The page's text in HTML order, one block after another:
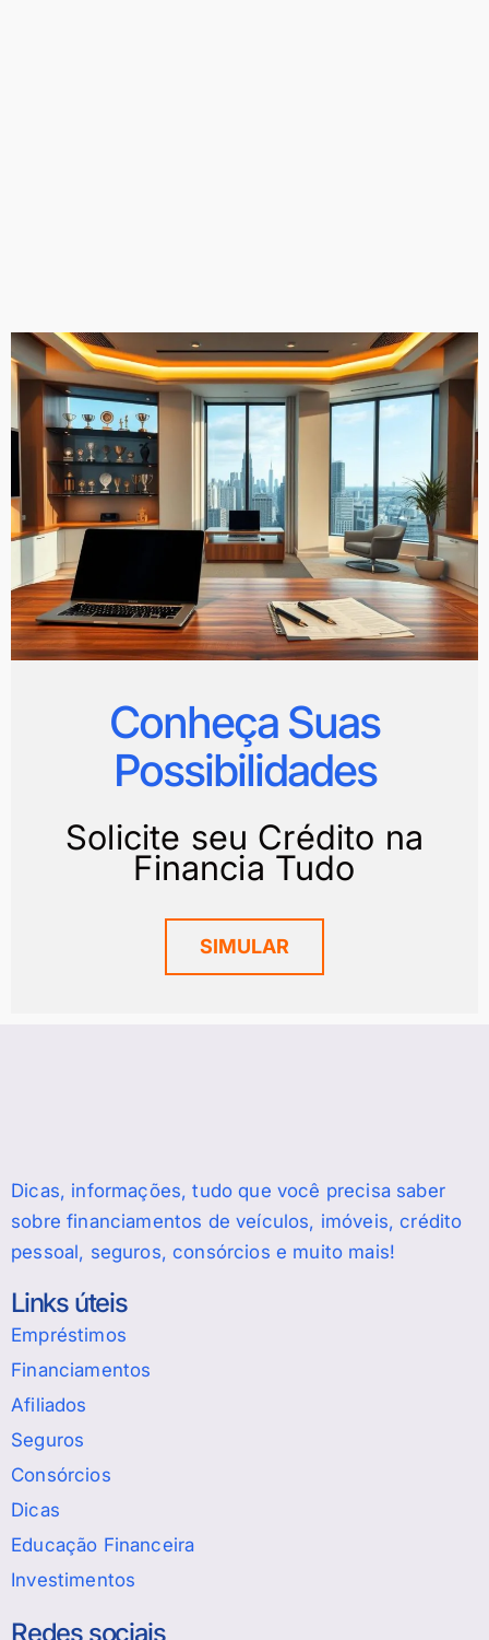
Conheça Suas
Possibilidades
Solicite seu Crédito na
Financia Tudo
SIMULAR
Dicas, informações, tudo que você precisa saber
sobre financiamentos de veículos, imóveis, crédito
pessoal, seguros, consórcios e muito mais!
Links úteis
Empréstimos
Financiamentos
Afiliados
Seguros
Consórcios
Dicas
Educação Financeira
Investimentos
Redes sociais